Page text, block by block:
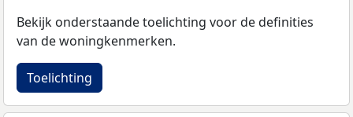
Bekijk onderstaande toelichting voor de definities
van de woningkenmerken.
Toelichting